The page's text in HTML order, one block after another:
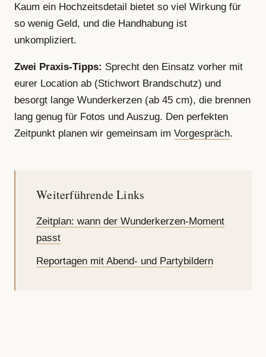
Kaum ein Hochzeitsdetail bietet so viel Wirkung für
so wenig Geld, und die Handhabung ist
unkompliziert.
Zwei Praxis-Tipps: Sprecht den Einsatz vorher mit
eurer Location ab (Stichwort Brandschutz) und
besorgt lange Wunderkerzen (ab 45 cm), die brennen
lang genug für Fotos und Auszug. Den perfekten
Zeitpunkt planen wir gemeinsam im Vorgespräch.
Weiterführende Links
Zeitplan: wann der Wunderkerzen-Moment
passt
Reportagen mit Abend- und Partybildern